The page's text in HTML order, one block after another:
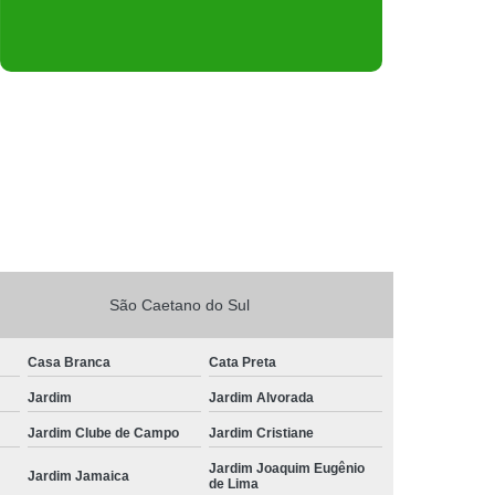
São Caetano do Sul
Casa Branca Cata Preta
Jardim Jardim Alvorada
Jardim Clube de Campo Jardim Cristiane
Jardim Jamaica
Jardim Joaquim Eugênio
de Lima